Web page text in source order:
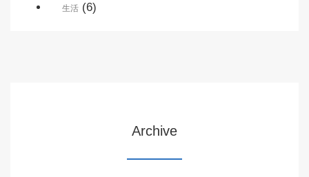
生活 (6)
Archive